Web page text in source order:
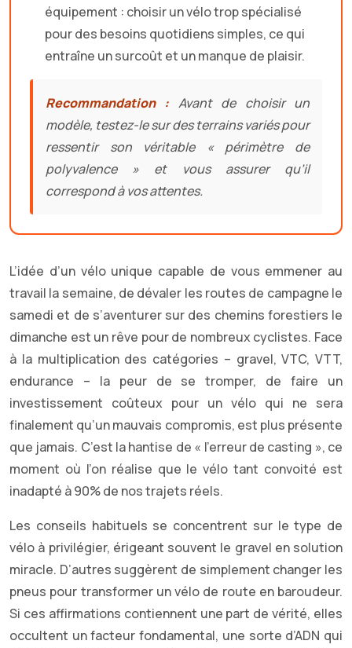
équipement : choisir un vélo trop spécialisé
pour des besoins quotidiens simples, ce qui
entraîne un surcoût et un manque de plaisir.
Recommandation : Avant de choisir un
modèle, testez-le sur des terrains variés pour
ressentir son véritable « périmètre de
polyvalence » et vous assurer qu’il
correspond à vos attentes.
L’idée d’un vélo unique capable de vous emmener au
travail la semaine, de dévaler les routes de campagne le
samedi et de s’aventurer sur des chemins forestiers le
dimanche est un rêve pour de nombreux cyclistes. Face
à la multiplication des catégories – gravel, VTC, VTT,
endurance – la peur de se tromper, de faire un
investissement coûteux pour un vélo qui ne sera
finalement qu’un mauvais compromis, est plus présente
que jamais. C’est la hantise de « l’erreur de casting », ce
moment où l’on réalise que le vélo tant convoité est
inadapté à 90% de nos trajets réels.
Les conseils habituels se concentrent sur le type de
vélo à privilégier, érigeant souvent le gravel en solution
miracle. D’autres suggèrent de simplement changer les
pneus pour transformer un vélo de route en baroudeur.
Si ces affirmations contiennent une part de vérité, elles
occultent un facteur fondamental, une sorte d’ADN qui